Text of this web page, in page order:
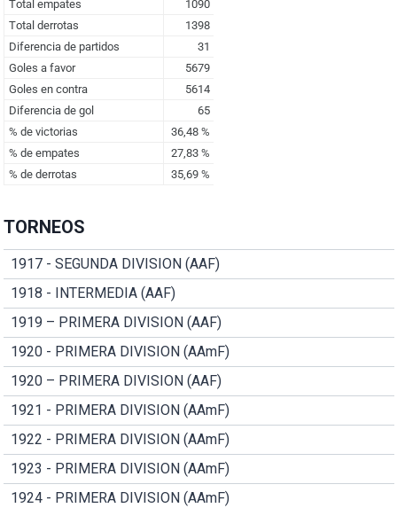
TORNEOS
1917 - SEGUNDA DIVISION (AAF)
1918 - INTERMEDIA (AAF)
1919 – PRIMERA DIVISION (AAF)
1920 - PRIMERA DIVISION (AAmF)
1920 – PRIMERA DIVISION (AAF)
1921 - PRIMERA DIVISION (AAmF)
1922 - PRIMERA DIVISION (AAmF)
1923 - PRIMERA DIVISION (AAmF)
1924 - PRIMERA DIVISION (AAmF)